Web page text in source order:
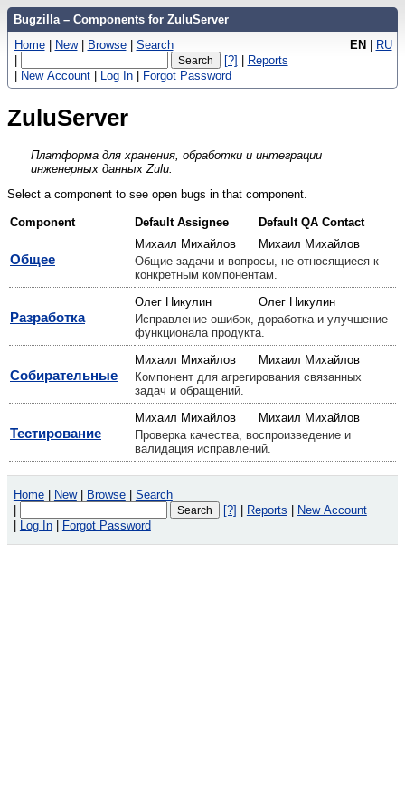
Bugzilla – Components for ZuluServer
EN | RU
Home | New | Browse | Search
|
[?] | Reports
| New Account | Log In | Forgot Password
ZuluServer
Платформа для хранения, обработки и интеграции
инженерных данных Zulu.
Select a component to see open bugs in that component.
Component Default Assignee Default QA Contact
Общее
Михаил Михайлов
Михаил Михайлов
Общие задачи и вопросы, не относящиеся к
конкретным компонентам.
Разработка
Олег Никулин
Олег Никулин
Исправление ошибок, доработка и улучшение
функционала продукта.
Собирательные
Михаил Михайлов
Михаил Михайлов
Компонент для агрегирования связанных
задач и обращений.
Тестирование
Михаил Михайлов
Михаил Михайлов
Проверка качества, воспроизведение и
валидация исправлений.
Home New Browse
Search
[?] Reports
New Account
Log In Forgot Password